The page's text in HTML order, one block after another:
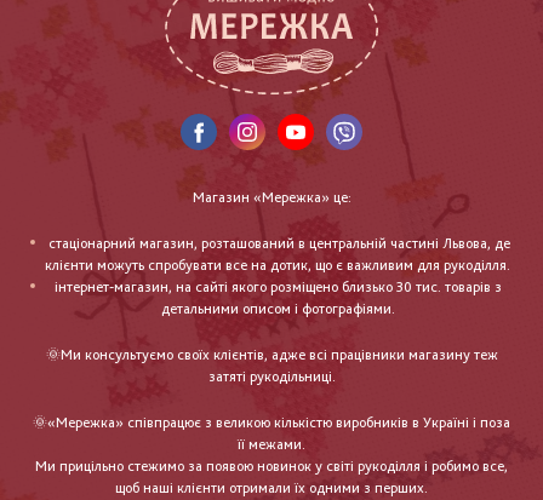
Магазин «Мережка» це:
стаціонарний магазин, розташований в центральній частині Львова, де
клієнти можуть спробувати все на дотик, що є важливим для рукоділля.
інтернет-магазин, на сайті якого розміщено близько 30 тис. товарів з
детальними описом і фотографіями.
🌞Ми консультуємо своїх клієнтів, адже всі працівники магазину теж
затяті рукодільниці.
🌞«Мережка» співпрацює з великою кількістю виробників в Україні і поза
її межами.
Ми прицільно стежимо за появою новинок у світі рукоділля і робимо все,
щоб наші клієнти отримали їх одними з перших.